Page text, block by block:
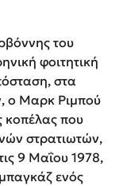
του
φοιτητική
στα
ο Μαρκ Ριμπού
κοπέλας που
στρατιωτών,
9 Μαΐου 1978,
ενός